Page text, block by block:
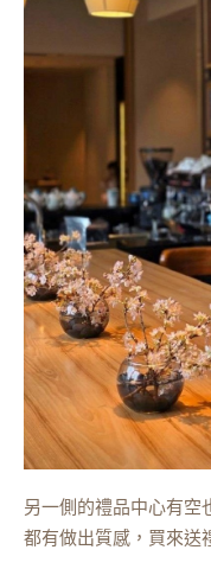
另一側的禮品中心有空
都有做出質感，買來送